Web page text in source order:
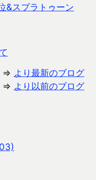
&スプラトゥーン
⇒ より最新のブログ
⇒ より以前のブログ